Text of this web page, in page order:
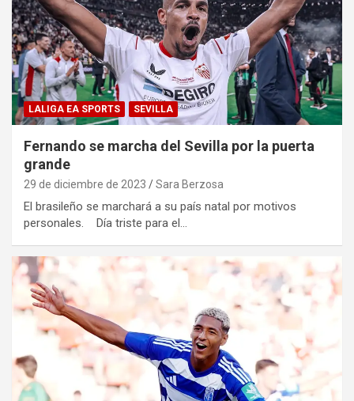
LALIGA EA SPORTS SEVILLA
Fernando se marcha del Sevilla por la puerta
grande
29 de diciembre de 2023 Sara Berzosa
El brasileño se marchará a su país natal por motivos
personales. Día triste para el…